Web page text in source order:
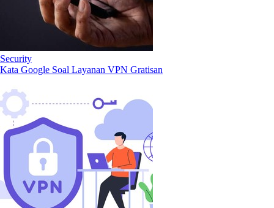
Security
Kata Google Soal Layanan VPN Gratisan